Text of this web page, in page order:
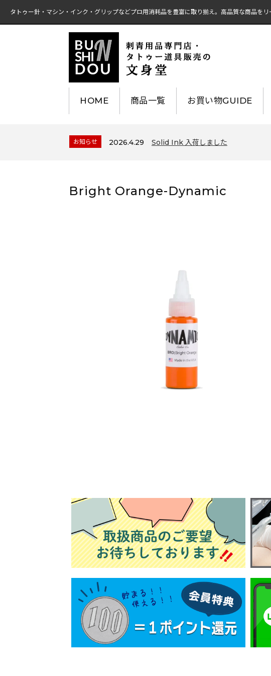
タトゥー針・マシン・インク・グリップなどプロ用消耗品を豊富に取り揃え。高品質な商品を
HOME 商品一覧 お買い物GUIDE
お知らせ 2026.4.29 Solid Ink 入荷しました
Bright Orange-Dynamic